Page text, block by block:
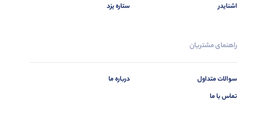
اشنایدر
ستاره یزد
راهنمای مشتریان
سوالات متداول
تماس با ما
درباره ما